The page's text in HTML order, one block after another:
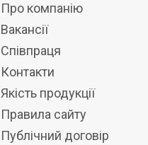
Про компанію
Вакансії
Співпраця
Контакти
Якість продукції
Правила сайту
Публічний договір